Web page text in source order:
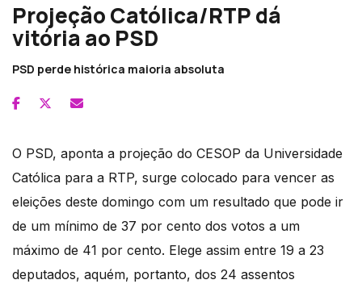
Projeção Católica/RTP dá
vitória ao PSD
PSD perde histórica maioria absoluta
O PSD, aponta a projeção do CESOP da Universidade
Católica para a RTP, surge colocado para vencer as
eleições deste domingo com um resultado que pode ir
de um mínimo de 37 por cento dos votos a um
máximo de 41 por cento. Elege assim entre 19 a 23
deputados, aquém, portanto, dos 24 assentos